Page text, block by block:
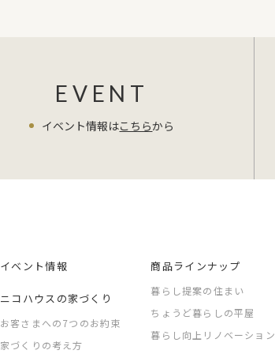
EVENT
イベント情報はこちらから
イベント情報
ニコハウスの家づくり
お客さまへの7つのお約束
家づくりの考え方
商品ラインナップ
暮らし提案の住まい
ちょうど暮らしの平屋
暮らし向上リノベーション